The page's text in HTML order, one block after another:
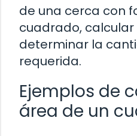
de una cerca con
cuadrado,
determinar la
requerida.
Ejemplos de
área de un